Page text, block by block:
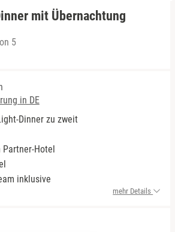
mit Übernachtung
5
in DE
Dinner zu zweit
Partner-Hotel
inklusive
mehr Details